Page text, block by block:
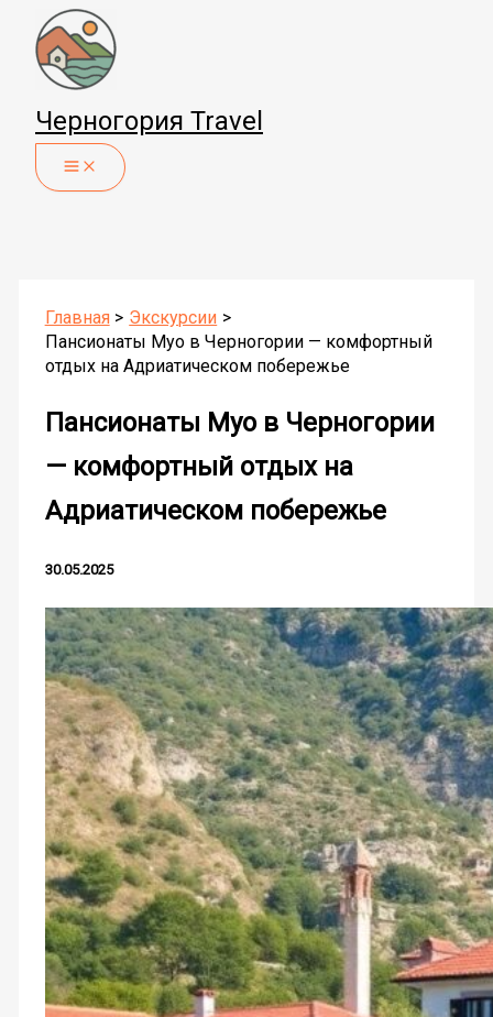
Перейти
содержимому
Черногория Travel
Главная
Экскурсии
Пансионаты Муо в Черногории — комфортный
отдых на Адриатическом побережье
Пансионаты Муо в Черногории
— комфортный отдых на
Адриатическом побережье
30.05.2025